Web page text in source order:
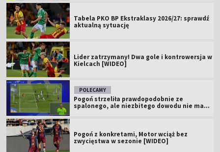
Tabela PKO BP Ekstraklasy 2026/27: sprawdź
aktualną sytuację
Lider zatrzymany! Dwa gole i kontrowersja w
Kielcach [WIDEO]
POLECAMY
Pogoń strzeliła prawdopodobnie ze
spalonego, ale niezbitego dowodu nie ma...
Pogoń z konkretami, Motor wciąż bez
zwycięstwa w sezonie [WIDEO]